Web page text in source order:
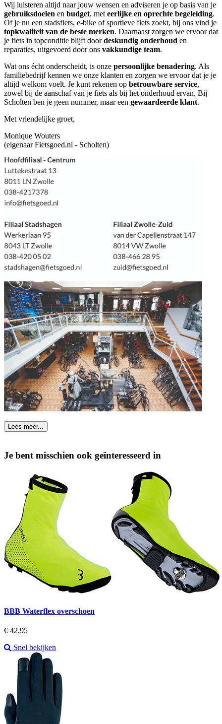
Wij luisteren altijd naar jouw wensen en adviseren je op basis van je
gebruiksdoelen en budget, met eerlijke en oprechte begeleiding.
Of je nu een stadsfiets, e-bike of sportieve fiets zoekt, bij ons vind je
topkwaliteit van de beste merken. Daarnaast zorgen we ervoor dat
je fiets in topconditie blijft doordeskundig onderhoud en
reparaties, uitgevoerd door ons vakkundige team.
Wat ons écht onderscheidt, is onze persoonlijke benadering. Als
familiebedrijf kennen we onze klanten en zorgen we ervoor dat je je
altijd welkom voelt. Je kunt rekenen op betrouwbare service,
zowel bij de aanschaf van je fiets als bij het onderhoud ervan. Bij
Scholten ben je geen nummer, maar een gewaardeerde klant.
Met vriendelijke groet,
Monique Wouters
(eigenaar Fietsgoed.nl - Scholten)
Lees meer...
Je bent misschien ook geïnteresseerd in
BBB Waterflex overschoen
Prijs
€ 42,95
Snel bekijken